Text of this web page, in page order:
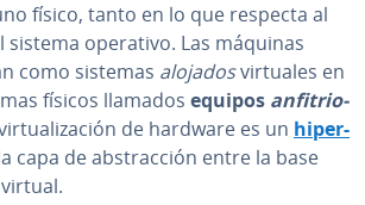
físico, tanto en lo que respecta al
sistema operativo. Las máquinas
como sistemas alojadosvirtuales en
físicos llamados equipos an­fi­trio­
de hardware es un hi­pe­r­
capa de ab­s­tra­c­ción entre la base